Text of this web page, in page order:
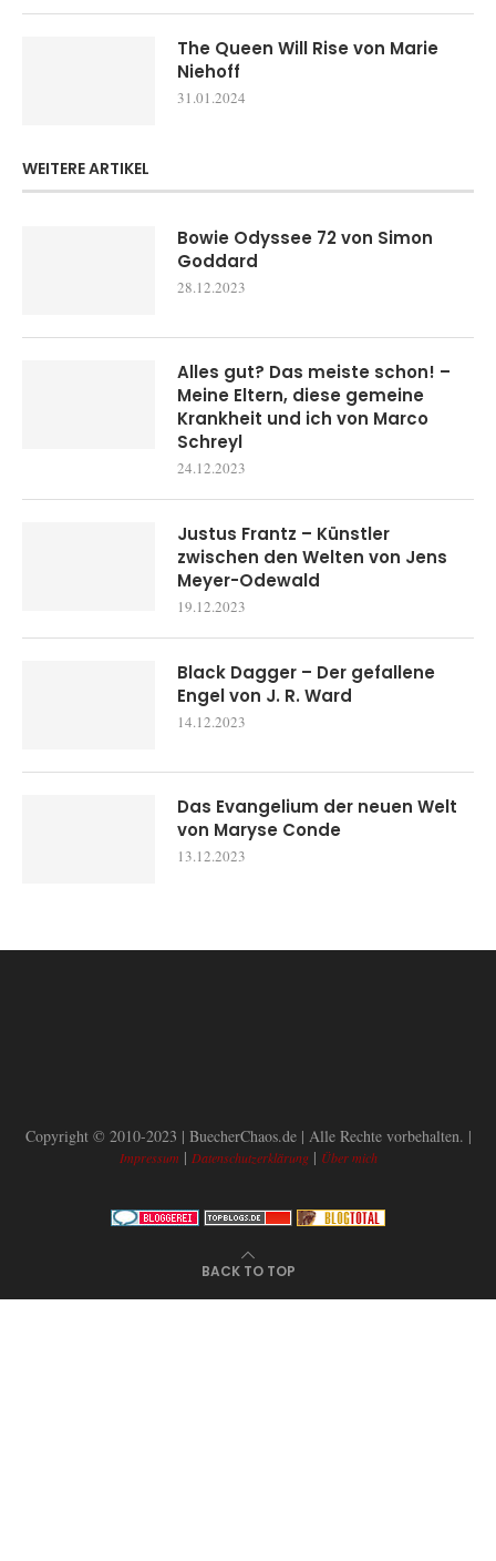
The Queen Will Rise von Marie
Niehoff
31.01.2024
WEITERE ARTIKEL
Bowie Odyssee 72 von Simon
Goddard
28.12.2023
Alles gut? Das meiste schon! –
Meine Eltern, diese gemeine
Krankheit und ich von Marco
Schreyl
24.12.2023
Justus Frantz – Künstler
zwischen den Welten von Jens
Meyer-Odewald
19.12.2023
Black Dagger – Der gefallene
Engel von J. R. Ward
14.12.2023
Das Evangelium der neuen Welt
von Maryse Conde
13.12.2023
Copyright © 2010-2023 | BuecherChaos.de | Alle Rechte vorbehalten. |
Impressum | Datenschutzerklärung| Über mich
BACK TO TOP